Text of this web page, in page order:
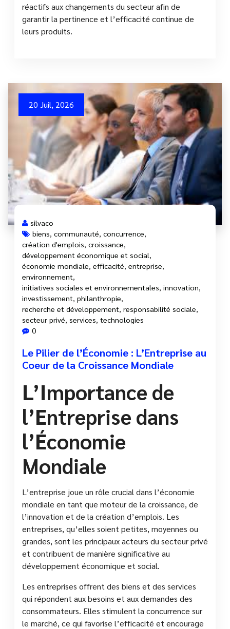
réactifs aux changements du secteur afin de
garantir la pertinence et l’efficacité continue de
leurs produits.
20 Juil, 2026
silvaco
biens, communauté, concurrence,
création d'emplois, croissance,
développement économique et social,
économie mondiale, efficacité, entreprise,
environnement,
initiatives sociales et environnementales, innovation,
investissement, philanthropie,
recherche et développement, responsabilité sociale,
secteur privé, services, technologies
0
Le Pilier de l’Économie : L’Entreprise au
Coeur de la Croissance Mondiale
L’Importance de
l’Entreprise dans
l’Économie
Mondiale
L’entreprise joue un rôle crucial dans l’économie
mondiale en tant que moteur de la croissance, de
l’innovation et de la création d’emplois. Les
entreprises, qu’elles soient petites, moyennes ou
grandes, sont les principaux acteurs du secteur privé
et contribuent de manière significative au
développement économique et social.
Les entreprises offrent des biens et des services
qui répondent aux besoins et aux demandes des
consommateurs. Elles stimulent la concurrence sur
le marché, ce qui favorise l’efficacité et encourage